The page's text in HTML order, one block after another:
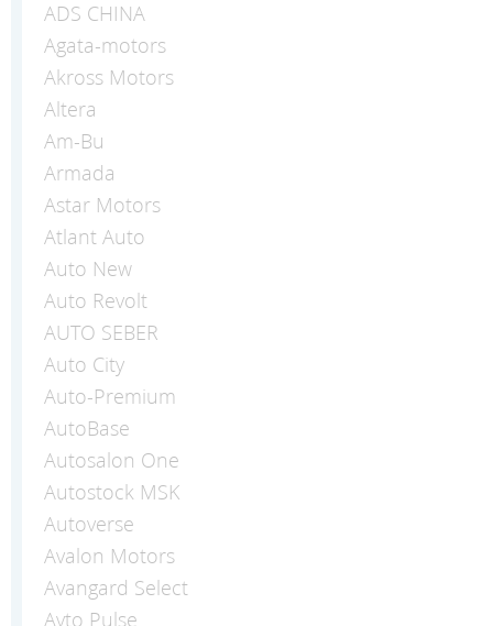
ADS CHINA
Agata-motors
Akross Motors
Altera
Am-Bu
Armada
Astar Motors
Atlant Auto
Auto New
Auto Revolt
AUTO SEBER
Auto Сity
Auto-Premium
AutoBase
Autosalon One
Autostock MSK
Autoverse
Avalon Motors
Avangard Select
Avto Pulse